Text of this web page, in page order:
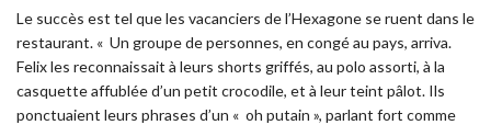
Le succès est tel que les vacanciers de l’Hexagone se ruent dans le
restaurant. « Un groupe de personnes, en congé au pays, arriva.
Felix les reconnaissait à leurs shorts griffés, au polo assorti, à la
casquette affublée d’un petit crocodile, et à leur teint pâlot. Ils
ponctuaient leurs phrases d’un « oh putain », parlant fort comme